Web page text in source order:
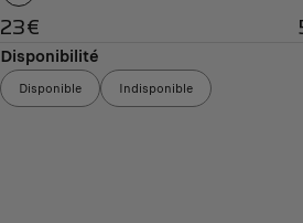
23€
Disponibilité
Disponible Indisponible